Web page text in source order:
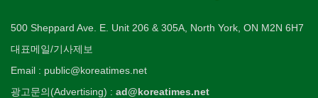
500 Sheppard Ave. E. Unit 206 & 305A, North York, ON M2N 6H7
대표메일/기사제보
Email : public@koreatimes.net
광고문의(Advertising) : ad@koreatimes.net